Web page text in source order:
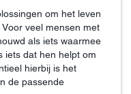
om het leven
veel mensen met
als iets waarmee
iets dat hen helpt om
hierbij is het
de passende